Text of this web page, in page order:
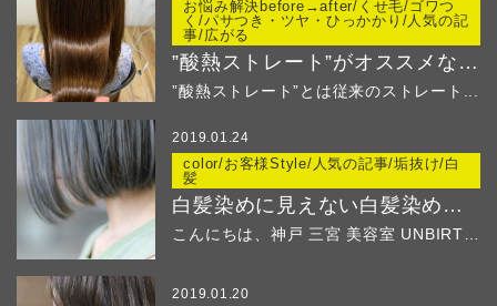
お悩み解決before→after/くせ毛/ゴワつ
く/パサつき・ツヤ・ひっかかり/人気の記
事/広がる
”酸熱ストレート”がオススメなのはこんな方！
”酸熱ストレート”とは従来のストレート...
2019.01.24
color/お客様Style/人気の記事/垢抜け/白
髪
白髪染めに見えない白髪染め ２
こんにちは、神戸 三宮 美容室 UNBIRTHD...
2019.01.20